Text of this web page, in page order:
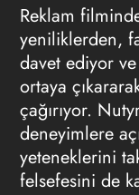
Reklam
yeniliklerden,
davet ediyor
ortaya
çağırıyor.
deneyimlere
yeteneklerini
felsefesini de